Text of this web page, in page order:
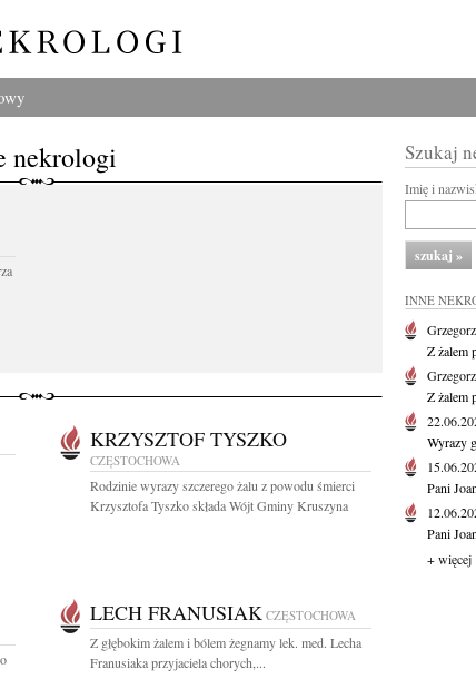
nekrologi
KRZYSZTOF TYSZKO
CZĘSTOCHOWA
Rodzinie wyrazy szczerego żalu z powodu śmierci
Krzysztofa Tyszko składa Wójt Gminy Kruszyna
LECH FRANUSIAK CZĘSTOCHOWA
Z głębokim żalem i bólem żegnamy lek. med. Lecha
Franusiaka przyjaciela chorych,...
Szukaj
Imię i
INNE
Z żalem
Z żalem
Wyrazy
Pani
Pani
+ więcej